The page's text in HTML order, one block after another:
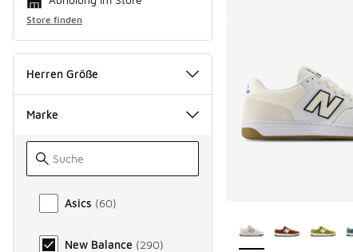
Store finden
Herren Größe
Marke
Marke
Asics (60)
New Balance (290)